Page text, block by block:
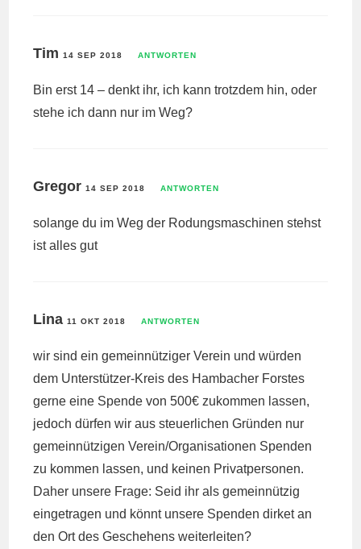
Tim14 SEP 2018 ANTWORTEN
Bin erst 14 – denkt ihr, ich kann trotzdem hin, oder
stehe ich dann nur im Weg?
Gregor14 SEP 2018 ANTWORTEN
solange du im Weg der Rodungsmaschinen stehst
ist alles gut
Lina11 OKT 2018 ANTWORTEN
wir sind ein gemeinnütziger Verein und würden
dem Unterstützer-Kreis des Hambacher Forstes
gerne eine Spende von 500€ zukommen lassen,
jedoch dürfen wir aus steuerlichen Gründen nur
gemeinnützigen Verein/Organisationen Spenden
zu kommen lassen, und keinen Privatpersonen.
Daher unsere Frage: Seid ihr als gemeinnützig
eingetragen und könnt unsere Spenden dirket an
den Ort des Geschehens weiterleiten?